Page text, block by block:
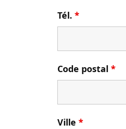
Tél. *
Code postal *
Ville *